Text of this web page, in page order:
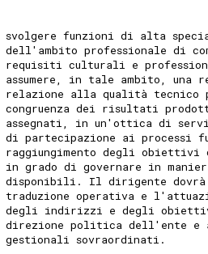
svolgere funzioni di alta
dell'ambito professionale di
requisiti culturali e
assumere, in tale ambito, una
relazione alla qualità tecnico
congruenza dei risultati
assegnati, in un'ottica di
di partecipazione ai processi
raggiungimento degli obiettivi
in grado di governare in
disponibili. Il dirigente
traduzione operativa e
degli indirizzi e degli
direzione politica dell'ente e
gestionali sovraordinati.